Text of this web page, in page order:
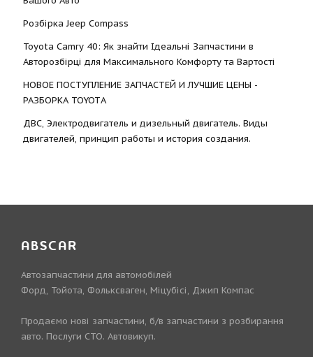
Розбірка Jeep Compass
Toyota Camry 40: Як знайти Ідеальні Запчастини в
Авторозбірці для Максимального Комфорту та Вартості
НОВОЕ ПОСТУПЛЕНИЕ ЗАПЧАСТЕЙ И ЛУЧШИЕ ЦЕНЫ -
РАЗБОРКА TOYOTА
ДВС, Электродвигатель и дизельный двигатель. Виды
двигателей, принцип работы и история создания.
ABSCAR
Автозапчастини для автомобілей
Форд, Тойота, Фольксваген, Міцубісі, Джип Компас
Продаємо нові запчастини, б/в запчастини з розбирання
авто. Послуги СТО. Автовикуп.